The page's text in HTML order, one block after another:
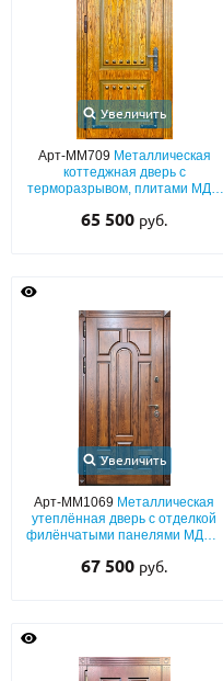
Увеличить
Арт-ММ709 Металлическая
коттеджная дверь с
терморазрывом, плитами МДФ
элементами ковки
65 500 руб.
Увеличить
Арт-ММ1069 Металлическая
утеплённая дверь с отделкой
филёнчатыми панелями МДФ с
покрытием (с терморазрывом)
67 500 руб.